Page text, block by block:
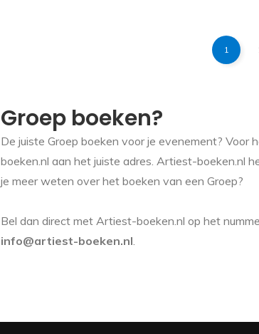
1
Groep boeken?
De juiste Groep boeken voor je evenement?
boeken.nl aan het juiste adres. Artiest-boeken.nl
je meer weten over het boeken van een Groep?
Bel dan direct met Artiest-boeken.nl op het
info@artiest-boeken.nl